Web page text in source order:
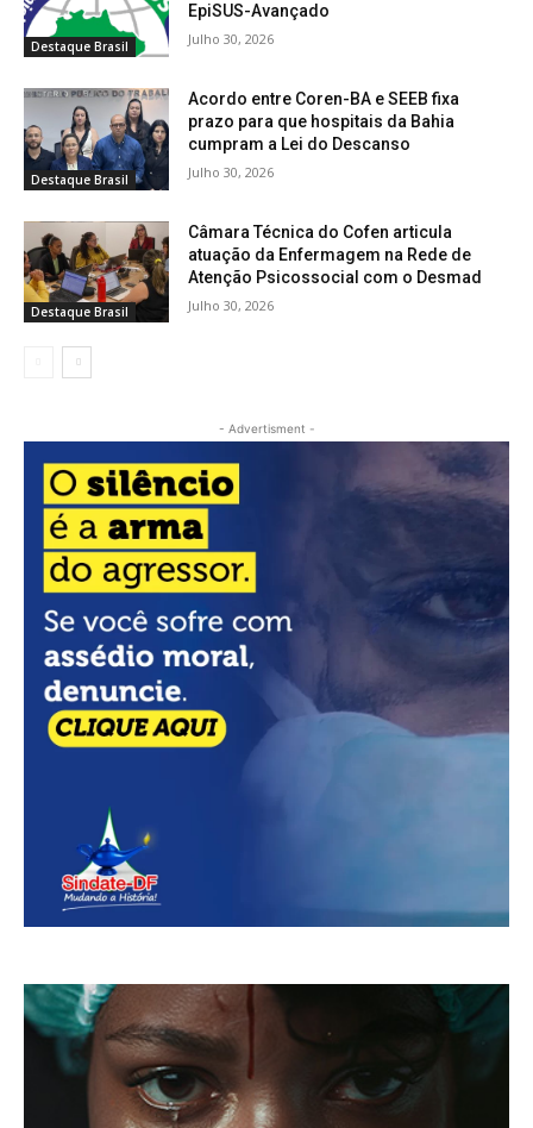
Destaque Brasil
EpiSUS-Avançado
Julho 30, 2026
Destaque Brasil
Acordo entre Coren-BA e SEEB fixa
prazo para que hospitais da Bahia
cumpram a Lei do Descanso
Julho 30, 2026
Destaque Brasil
Câmara Técnica do Cofen articula
atuação da Enfermagem na Rede de
Atenção Psicossocial com o Desmad
Julho 30, 2026
- Advertisment -